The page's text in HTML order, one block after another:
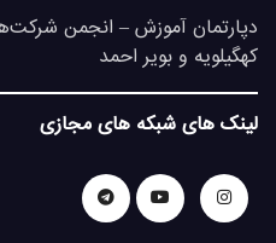
دپارتمان آموزش – انجمن
کهگیلویه و بویر احمد
لینک های شبکه های مجازی